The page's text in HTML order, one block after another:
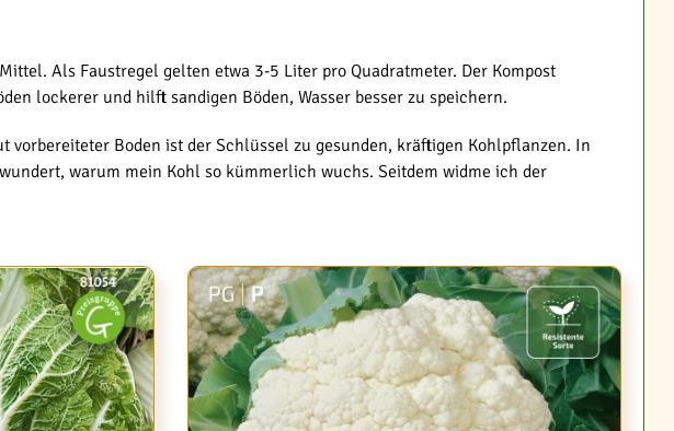
Als Faustregel gelten etwa 3-5 Liter pro Quadratmeter. Der Kompost
lockerer und hilft sandigen Böden, Wasser besser zu speichern.
Boden ist der Schlüssel zu gesunden, kräftigen Kohlpflanzen. In
warum mein Kohl so kümmerlich wuchs. Seitdem widme ich der